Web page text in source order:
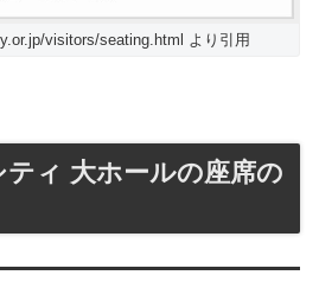
visitors/seating.html より引用
ィ 大ホールの座席の